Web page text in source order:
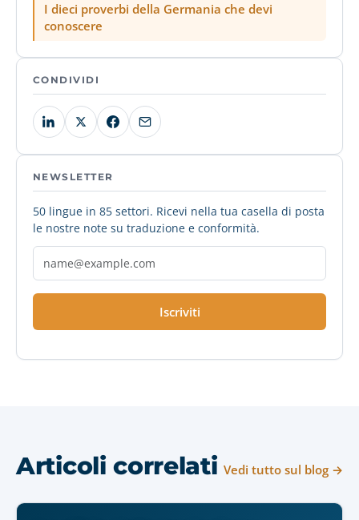
I dieci proverbi della Germania che devi
conoscere
CONDIVIDI
NEWSLETTER
50 lingue in 85 settori. Ricevi nella tua casella di posta
le nostre note su traduzione e conformità.
Iscriviti
Articoli correlati Vedi tutto sul blog →